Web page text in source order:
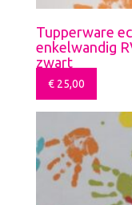
Tupperware
enkelwandig
zwart
€ 25,00